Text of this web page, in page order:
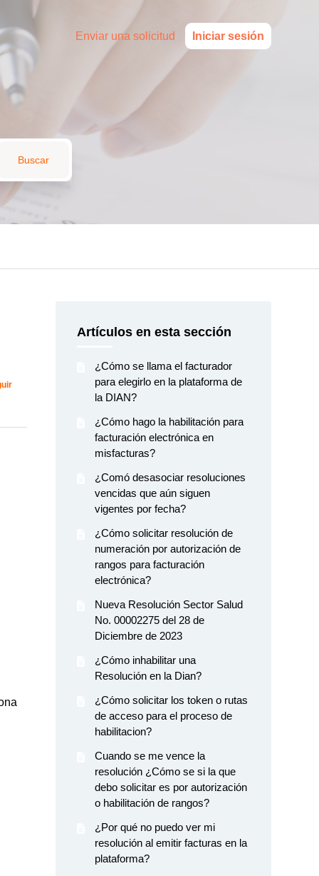
Enviar una solicitud Iniciar sesión
Artículos en esta sección
¿Cómo se llama el facturador
para elegirlo en la plataforma de
la DIAN?
¿Cómo hago la habilitación para
facturación electrónica en
misfacturas?
¿Comó desasociar resoluciones
vencidas que aún siguen
vigentes por fecha?
¿Cómo solicitar resolución de
numeración por autorización de
rangos para facturación
electrónica?
Nueva Resolución Sector Salud
No. 00002275 del 28 de
Diciembre de 2023
¿Cómo inhabilitar una
Resolución en la Dian?
¿Cómo solicitar los token o rutas
de acceso para el proceso de
habilitacion?
Cuando se me vence la
resolución ¿Cómo se si la que
debo solicitar es por autorización
o habilitación de rangos?
¿Por qué no puedo ver mi
resolución al emitir facturas en la
plataforma?
Nadie lo sigue aún